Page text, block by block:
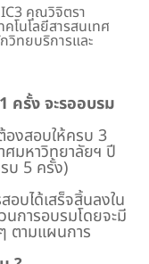
คุณวิจิตรา
โนโลยีสารสนเทศ
วิทยบริการและ
ครั้ง จะรออบรม
องสอบให้ครบ 3
ศมหาวิทยาลัยฯ ปี
บ 5 ครั้ง)
อบได้เสร็จสิ้นลงใน
การอบรมโดยจะมี
ตามแผนการ